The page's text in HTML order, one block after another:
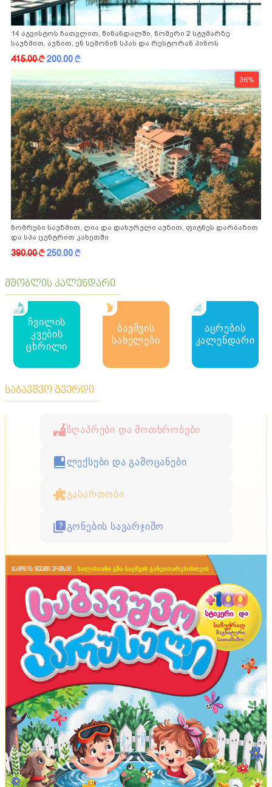
14 აგვისტოს ჩათვლით, წინანდალში, ნომერი 2 სტუმარზე
საუზმით, აუზით, ენ სემონინ სპას და რესტორან პინოს
ფასდაკლებით
415.00k200.00k
36%
ნომრები საუზმით, ღია და დახურული აუზით, ფიტნეს დარბაზით
და სპა ცენტრით კახეთში
390.00k250.00k
მშობლის კალენდარი
ჩვილის
კვების
ცხრილი
ბავშვის
სახელები
აცრების
კალენდარი
საბავშვო გვერდი
ზღაპრები და მოთხრობები
ლექსები და გამოცანები
გასართობი
გონების სავარჯიშო